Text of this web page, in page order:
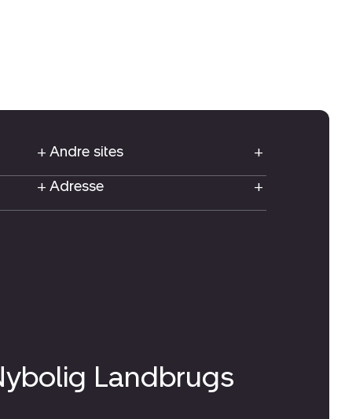
Andre sites
Adresse
Landbrugs